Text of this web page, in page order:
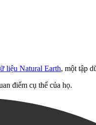
liệu Natural Earth, một tập
điểm cụ thể của họ.